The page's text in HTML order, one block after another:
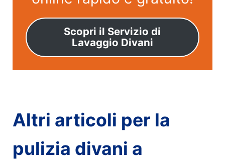
Scopri il Servizio di
Lavaggio Divani
Altri articoli per la
pulizia divani a